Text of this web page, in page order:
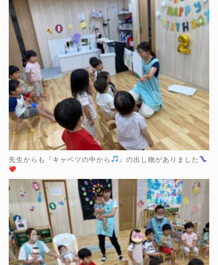
先生からも『キャベツの中から 』の出し物がありました